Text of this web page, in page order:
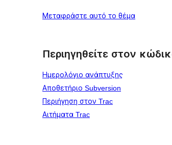
Μεταφράστε αυτό το θέμα
Περιηγηθείτε στον
Ημερολόγιο ανάπτυξης
Αποθετήριο Subversion
Περιήγηση στον Trac
Αιτήματα Trac